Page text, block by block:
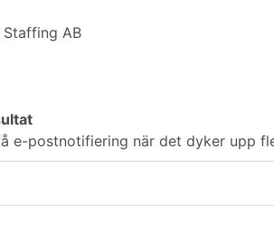
AB
e-postnotifiering när det dyker upp